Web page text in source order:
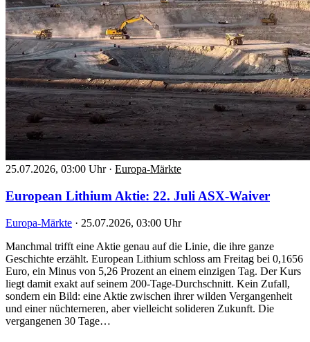
25.07.2026, 03:00 Uhr · Europa-Märkte
European Lithium Aktie: 22. Juli ASX-Waiver
Europa-Märkte · 25.07.2026, 03:00 Uhr
Manchmal trifft eine Aktie genau auf die Linie, die ihre ganze
Geschichte erzählt. European Lithium schloss am Freitag bei 0,1656
Euro, ein Minus von 5,26 Prozent an einem einzigen Tag. Der Kurs
liegt damit exakt auf seinem 200-Tage-Durchschnitt. Kein Zufall,
sondern ein Bild: eine Aktie zwischen ihrer wilden Vergangenheit
und einer nüchterneren, aber vielleicht solideren Zukunft. Die
vergangenen 30 Tage…